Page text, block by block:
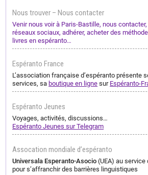
Nous trouver – Nous contacter
Venir nous voir à Paris-Bastille, nous
réseaux sociaux, adhérer, acheter des
livres en espéranto…
Espéranto France
L’association française d’espéranto présente
services, saboutique en ligne sur Espéranto-
Espéranto Jeunes
Voyages, activités, discussions…
Espéranto Jeunes sur Telegram
Assocation mondiale d’espéranto
Universala Esperanto-Asocio (UEA) au
pour s’affranchir des barrières linguistiques